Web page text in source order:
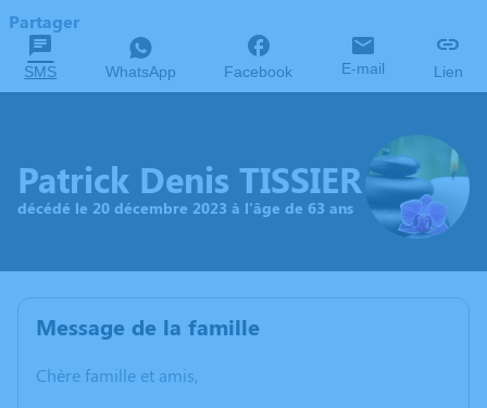
Partager
SMS WhatsApp Facebook E-mail Lien
Patrick Denis TISSIER
décédé le 20 décembre 2023 à l'âge de 63 ans
Message de la famille
Chère famille et amis,